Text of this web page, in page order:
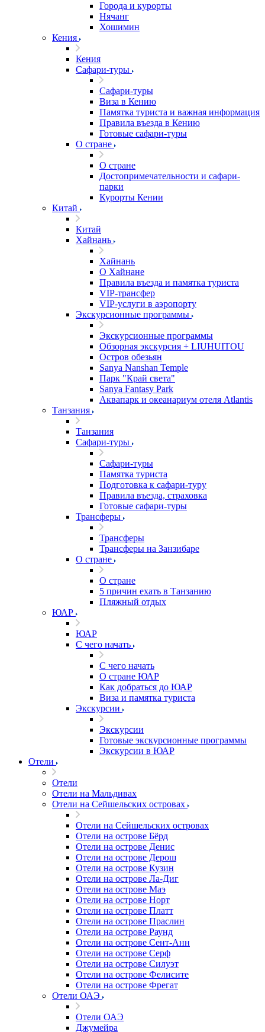
Города и курорты
Нячанг
Хошимин
Кения
Кения
Сафари-туры
Сафари-туры
Виза в Кению
Памятка туриста и важная информация
Правила въезда в Кению
Готовые сафари-туры
О стране
О стране
Достопримечательности и сафари-
парки
Курорты Кении
Китай
Китай
Хайнань
Хайнань
О Хайнане
Правила въезда и памятка туриста
VIP-трансфер
VIP-услуги в аэропорту
Экскурсионные программы
Экскурсионные программы
Обзорная экскурсия + LIUHUITOU
Остров обезьян
Sanya Nanshan Temple
Парк "Край света"
Sanya Fantasy Park
Аквапарк и океанариум отеля Atlantis
Танзания
Танзания
Сафари-туры
Сафари-туры
Памятка туриста
Подготовка к сафари-туру
Правила въезда, страховка
Готовые сафари-туры
Трансферы
Трансферы
Трансферы на Занзибаре
О стране
О стране
5 причин ехать в Танзанию
Пляжный отдых
ЮАР
ЮАР
С чего начать
С чего начать
О стране ЮАР
Как добраться до ЮАР
Виза и памятка туриста
Экскурсии
Экскурсии
Готовые экскурсионные программы
Экскурсии в ЮАР
Отели
Отели
Отели на Мальдивах
Отели на Сейшельских островах
Отели на Сейшельских островах
Отели на острове Бёрд
Отели на острове Денис
Отели на острове Дерош
Отели на острове Кузин
Отели на острове Ла-Диг
Отели на острове Маэ
Отели на острове Норт
Отели на острове Платт
Отели на острове Праслин
Отели на острове Раунд
Отели на острове Сент-Анн
Отели на острове Серф
Отели на острове Силуэт
Отели на острове Фелисите
Отели на острове Фрегат
Отели ОАЭ
Отели ОАЭ
Джумейра